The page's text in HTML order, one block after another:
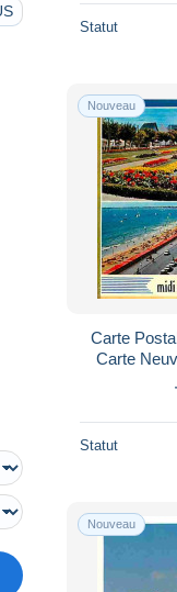
Statut
Nouveau
Carte
Carte
Statut
Nouveau